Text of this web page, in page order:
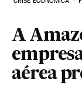
A
aérea